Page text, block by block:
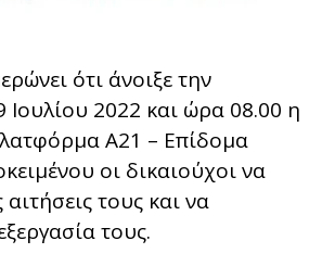
ότι άνοιξε την
2022 και ώρα 08.00 η
Α21 – Επίδομα
οι δικαιούχοι να
τους και να
τους.